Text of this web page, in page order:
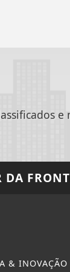
e
DA
& INOVAÇÃO